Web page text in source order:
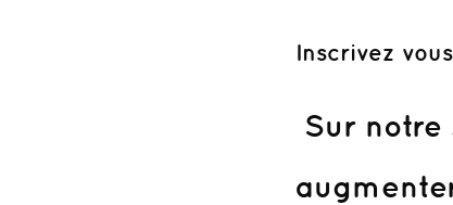
Inscrivez vous
Sur